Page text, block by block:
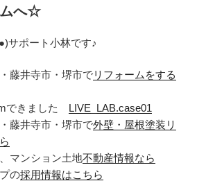
ムへ☆
サポート小林です♪
藤井寺市・堺市でリフォームをする
できました LIVE_LAB.case01
藤井寺市・堺市で外壁・屋根塗装リ
マンション土地不動産情報なら
の採用情報はこちら